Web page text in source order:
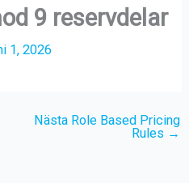
9 reservdelar
1, 2026
Nästa Role Based Pricing
Rules →